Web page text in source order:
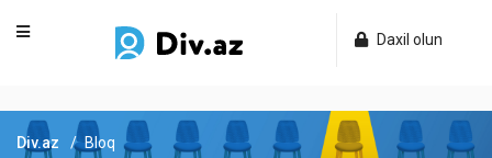
Daxil olun
Div.az Bloq